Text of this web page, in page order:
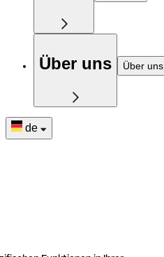
Über uns Über uns
de